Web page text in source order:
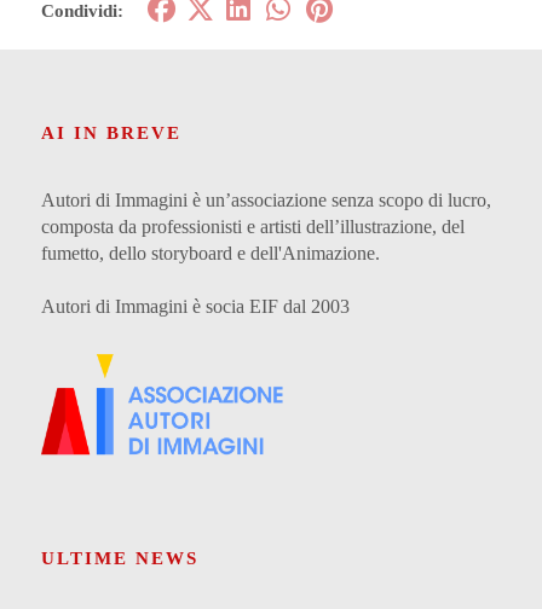
Condividi:
AI IN BREVE
Autori di Immagini è un’associazione senza scopo di lucro,
composta da professionisti e artisti dell’illustrazione, del
fumetto, dello storyboard e dell'Animazione.
Autori di Immagini è socia EIF dal 2003
ULTIME NEWS